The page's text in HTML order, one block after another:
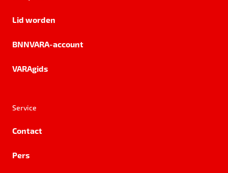
Lid worden
BNNVARA-account
VARAgids
Service
Contact
Pers